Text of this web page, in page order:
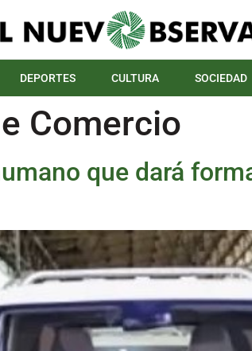
DEPORTES CULTURA SOCIEDAD
Comercio
que dará